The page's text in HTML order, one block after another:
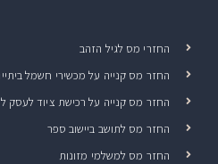
החזרי מס לגיל הזהב
החזר מס קנייה על מכשירי חשמל
החזר מס קנייה על רכישת ציוד לעסק
החזר מס לתושב ביישוב ספר
החזר מס למשלמי מזונות